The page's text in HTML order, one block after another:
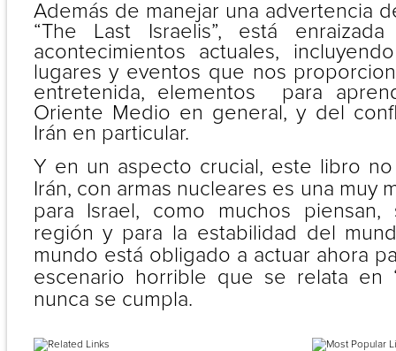
Además de manejar una advertencia
“The Last Israelis”, está
acontecimientos actuales,
lugares y eventos que nos
entretenida, elementos para
Oriente Medio en general, y del
Irán en particular.
Y en un aspecto crucial, este libro
Irán, con armas nucleares es una muy
para Israel, como muchos
región y para la estabilidad del
mundo está obligado a actuar ahora
escenario horrible que se relata en
nunca se cumpla.